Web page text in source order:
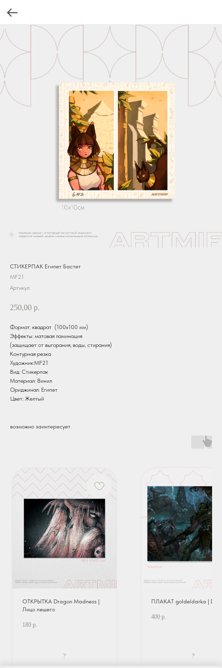
СТИКЕРПАК Египет Бастет
MF21
Артикул:
250,00 р.
Формат: квадрат (100х100 мм)
Эффекты: матовая ламинация
(защищает от выгорания, воды, стирания)
Контурная резка
Художник:MF21
Вид: Стикерпак
Материал: Винил
Ориджинал: Египет
Цвет: Желтый
возможно заинтересует
ОТКРЫТКА Dragon Madness |
Лицо лешего
180 р.
?
ПЛАКАТ goldeldarka |
400 р.
?